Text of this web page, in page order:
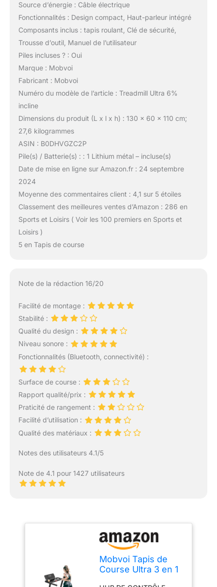
Source d’énergie : Câble électrique
Fonctionnalités : Design compact, Haut-parleur intégré
Composants inclus : tapis roulant, Clé de sécurité,
Trousse d’outil, Manuel de l’utilisateur
Piles incluses ? : Oui
Marque : Mobvoi
Fabricant : Mobvoi
Numéro du modèle de l’article : Treadmill Ultra 6%
incline
Dimensions du produit (L x l x h) : 130 x 60 x 110 cm;
27,6 kilogrammes
ASIN : B0DHVGZC2P
Pile(s) / Batterie(s) : : 1 Lithium métal – incluse(s)
Date de mise en ligne sur Amazon.fr : 24 septembre
2024
Moyenne des commentaires client : 4,1 sur 5 étoiles
Classement des meilleures ventes d’Amazon : 286 en
Sports et Loisirs ( Voir les 100 premiers en Sports et
Loisirs )
5 en Tapis de course
Note de la rédaction 16/20
Facilité de montage :
Stabilité :
Qualité du design :
Niveau sonore :
Fonctionnalités (Bluetooth, connectivité) :
Surface de course :
Rapport qualité/prix :
Praticité de rangement :
Facilité d’utilisation :
Qualité des matériaux :
Notes des utilisateurs 4.1/5
Note de 4.1 pour 1427 utilisateurs
Mobvoi Tapis de
Course Ultra 3 en 1